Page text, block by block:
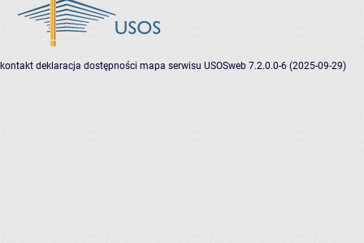
kontakt deklaracja dostępności mapa serwisu USOSweb 7.2.0.0-6 (2025-09-29)